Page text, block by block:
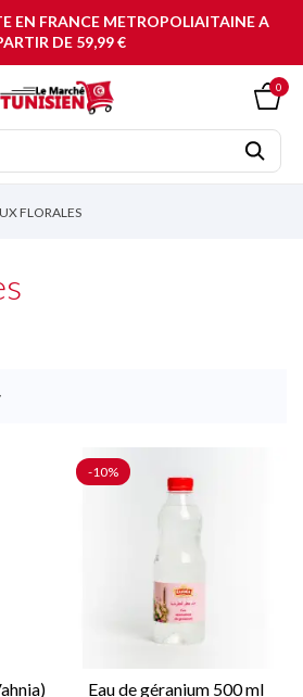
EN FRANCE METROPOLIAITAINE A
DE 59,99 €
0
FLORALES
Eau de géranium 500 ml
-10%